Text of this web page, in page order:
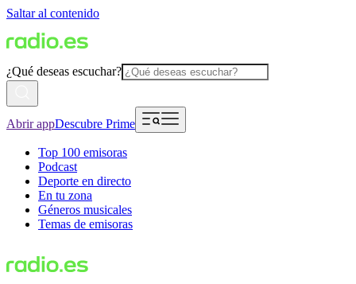
Saltar al contenido
¿Qué deseas escuchar?
Abrir appDescubre Prime
Top 100 emisoras
Podcast
Deporte en directo
En tu zona
Géneros musicales
Temas de emisoras